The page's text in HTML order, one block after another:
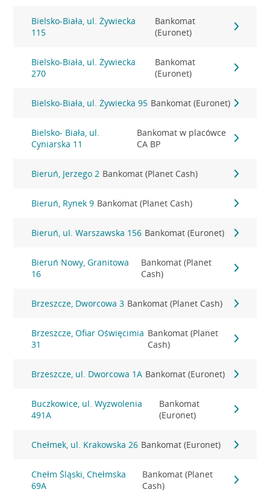
Bielsko-Biała, ul. Żywiecka
115
Bankomat
(Euronet)
Bielsko-Biała, ul. Żywiecka
270
Bankomat
(Euronet)
Bielsko-Biała, ul. Żywiecka 95 Bankomat (Euronet)
Bielsko- Biała, ul.
Cyniarska 11
Bankomat w placówce
CA BP
Bieruń, Jerzego 2 Bankomat (Planet Cash)
Bieruń, Rynek 9 Bankomat (Planet Cash)
Bieruń, ul. Warszawska 156 Bankomat (Euronet)
Bieruń Nowy, Granitowa
16
Bankomat (Planet
Cash)
Brzeszcze, Dworcowa 3 Bankomat (Planet Cash)
Brzeszcze, Ofiar Oświęcimia
31
Bankomat (Planet
Cash)
Brzeszcze, ul. Dworcowa 1A Bankomat (Euronet)
Buczkowice, ul. Wyzwolenia
491A
Bankomat
(Euronet)
Chełmek, ul. Krakowska 26 Bankomat (Euronet)
Chełm Śląski, Chełmska
69A
Bankomat (Planet
Cash)